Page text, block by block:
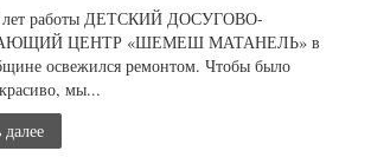
лет работы ДЕТСКИЙ ДОСУГОВО-
ЦЕНТР «ШЕМЕШ МАТАНЕЛЬ» в
освежился ремонтом. Чтобы было
мы...
далее